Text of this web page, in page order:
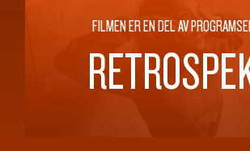
FILMEN ER EN DEL AV